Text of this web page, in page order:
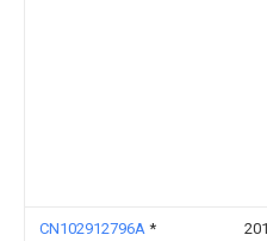
CN102912796A *